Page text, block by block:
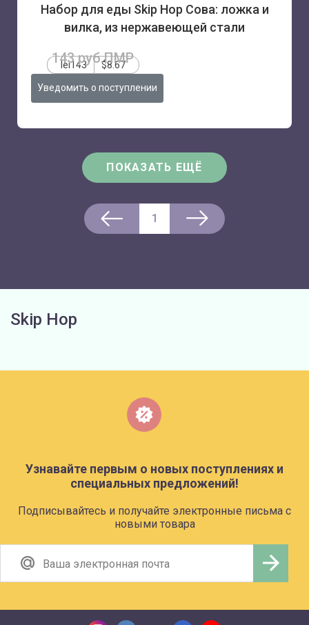
Набор для еды Skip Hop Сова: ложка и
вилка, из нержавеющей стали
143 руб.ПМР
lei143 $8.67
Уведомить о поступлении
1
ПОКАЗАТЬ ЕЩЁ
Skip Hop
Узнавайте первым о новых поступлениях и
специальных предложений!
Подписывайтесь и получайте электронные письма с
новыми товара